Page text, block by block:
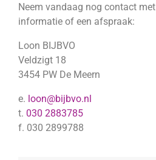
Neem vandaag nog contact
informatie of een afspraak:
Loon BIJBVO
Veldzigt 18
3454 PW De Meern
e. loon@bijbvo.nl
t. 030 2883785
f. 030 2899788